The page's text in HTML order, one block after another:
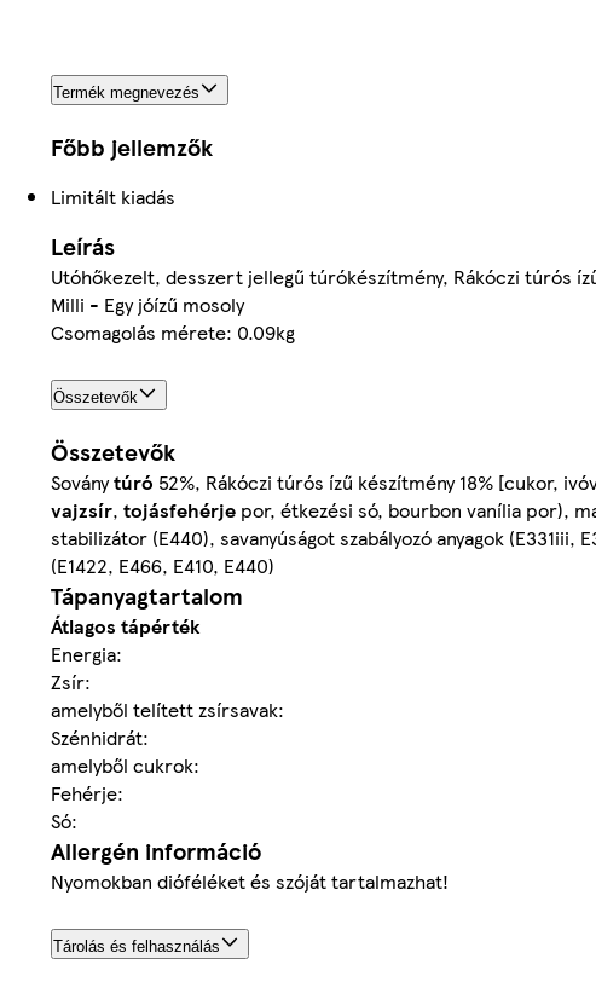
Termék megnevezés
Főbb jellemzők
Limitált kiadás
Leírás
Utóhőkezelt, desszert jellegű túrókészítmény, Rákóczi túrós
Milli - Egy jóízű mosoly
Csomagolás mérete: 0.09kg
Összetevők
Összetevők
Soványtúró 52%, Rákóczi túrós ízű készítmény 18% [cukor,
vajzsír, tojásfehérje por, étkezési só, bourbon vanília por),
stabilizátor (E440), savanyúságot szabályozó anyagok (E331iii,
(E1422, E466, E410, E440)
Tápanyagtartalom
Átlagos tápérték
Energia:
Zsír:
amelyből telített zsírsavak:
Szénhidrát:
amelyből cukrok:
Fehérje:
Só:
Allergén információ
Nyomokban dióféléket és szóját tartalmazhat!
Tárolás és felhasználás